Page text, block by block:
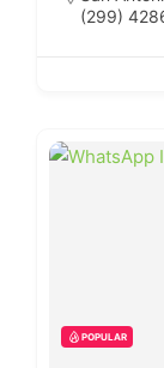
(299)
POPULAR